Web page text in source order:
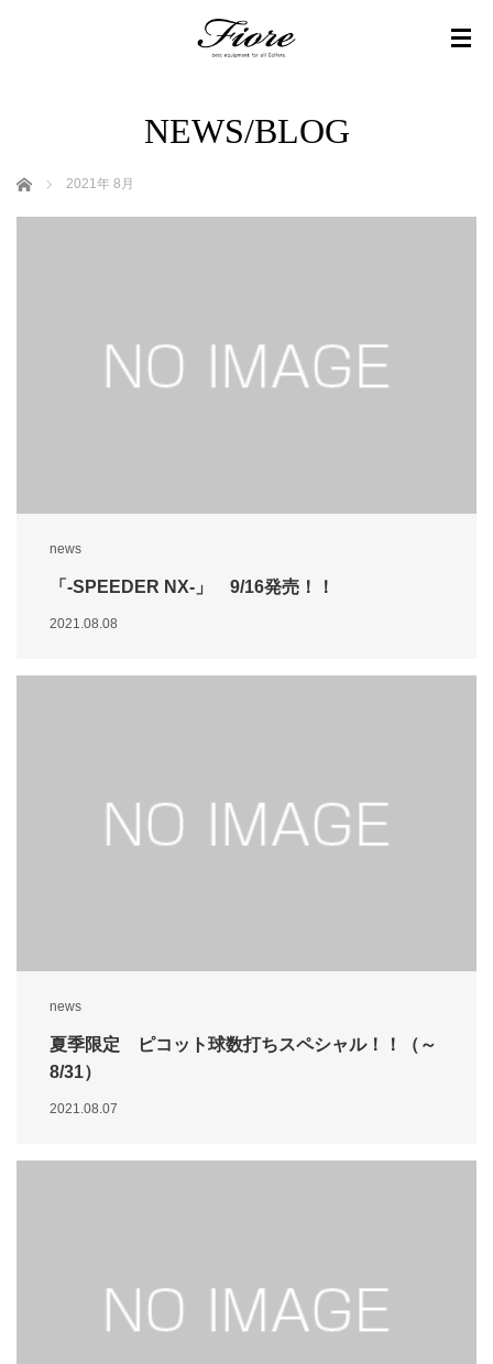
NEWS/BLOG
ホーム 2021年 8月
news
「-SPEEDER NX-」 9/16発売！！
2021.08.08
news
夏季限定 ピコット球数打ちスペシャル！！（～
8/31）
2021.08.07